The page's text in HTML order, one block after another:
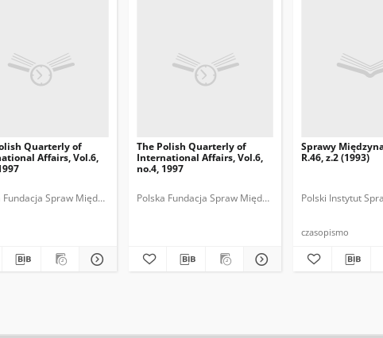
Quarterly of
Affairs, Vol.6,
Fundacja Spraw Międzynarodowych.
The Polish Quarterly of
International Affairs, Vol.6,
no.4, 1997
Polska Fundacja Spraw Międzynarodowych.
Sprawy
R.46, z.2 (1993)
Polski Instytut
czasopismo